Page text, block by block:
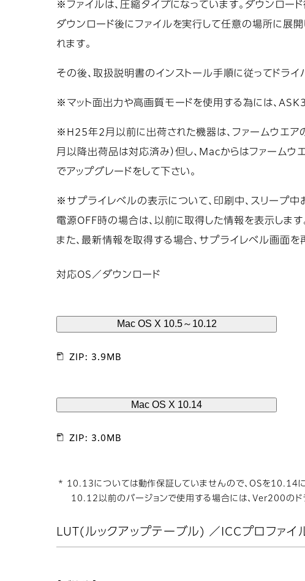
※ファイルは、圧縮タイプになっています。ダウンロー
ダウンロード後にファイルを実行して任意の場所に展開
れます。
その後、取扱説明書のインストール手順に従ってドライ
※マット面出力や高画質モードを使用する為には、
※H25年2月以前に出荷された機器は、ファームウエア
月以降出荷品は対応済み）但し、Macからはファーム
でアップグレードをして下さい。
※サプライレベルの表示について、印刷中、スリープ中
電源OFF時の場合は、以前に取得した情報を表示します
また、最新情報を取得する場合、サプライレベル画面を
対応OS／ダウンロード
Mac OS X 10.5～10.12
ZIP: 3.9MB
Mac OS X 10.14
ZIP: 3.0MB
* 10.13については動作保証していませんので、OSを10.14に
10.12以前のバージョンで使用する場合には、Ver200のド
LUT(ルックアップテーブル) ／ICCプロファイ